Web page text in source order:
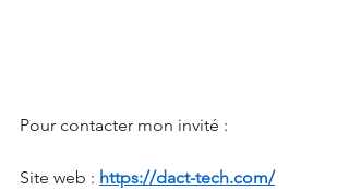
Pour contacter mon invité :
Site web : https://dact-tech.com/